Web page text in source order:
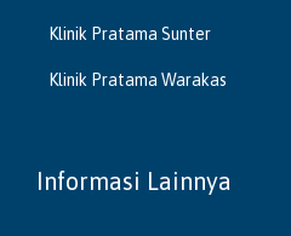
Klinik Pratama Sunter
Klinik Pratama Warakas
Informasi Lainnya